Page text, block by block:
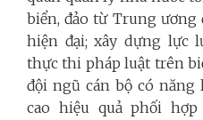
biển, đảo từ Trung ương
hiện đại; xây dựng lực
thực thi pháp luật trên
đội ngũ cán bộ có năng
cao hiệu quả phối